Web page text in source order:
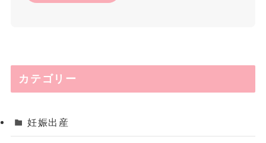
カテゴリー
妊娠出産